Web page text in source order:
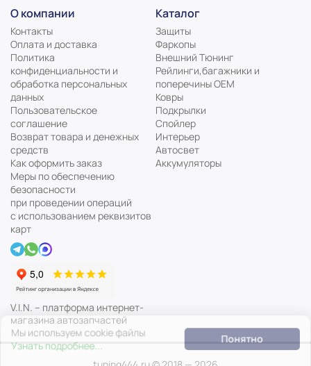
О компании
Контакты
Оплата и доставка
Политика
конфиденциальности и
обработка персональных
данных
Пользовательское
соглашение
Возврат товара и денежных
средств
Как оформить заказ
Меры по обеспечению
безопасности
при проведении операций
с использованием реквизитов
карт
V.I.N. – платформа интернет-
магазина автозапчастей
Каталог
Защиты
Фаркопы
Внешний Тюнинг
Рейлинги,багажники и
поперечины ОЕМ
Ковры
Подкрылки
Спойлер
Интерьер
Автосвет
Аккумуляторы
Мы используем cookie файлы
Узнать подробнее...
Понятно